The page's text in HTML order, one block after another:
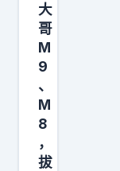
真
正
的
毕
业
作
大
哥
M
9
、
M
8
，
拔